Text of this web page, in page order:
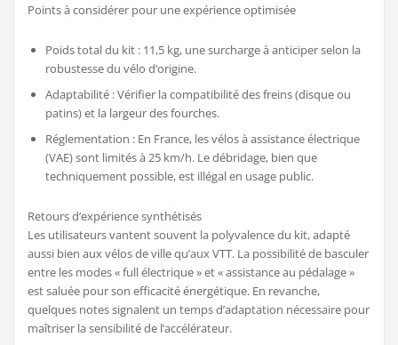
Points à considérer pour une expérience optimisée
Poids total du kit : 11,5 kg, une surcharge à anticiper selon la
robustesse du vélo d’origine.
Adaptabilité : Vérifier la compatibilité des freins (disque ou
patins) et la largeur des fourches.
Réglementation : En France, les vélos à assistance électrique
(VAE) sont limités à 25 km/h. Le débridage, bien que
techniquement possible, est illégal en usage public.
Retours d’expérience synthétisés
Les utilisateurs vantent souvent la polyvalence du kit, adapté
aussi bien aux vélos de ville qu’aux VTT. La possibilité de basculer
entre les modes « full électrique » et « assistance au pédalage »
est saluée pour son efficacité énergétique. En revanche,
quelques notes signalent un temps d’adaptation nécessaire pour
maîtriser la sensibilité de l’accélérateur.